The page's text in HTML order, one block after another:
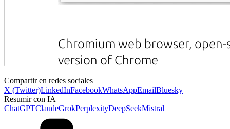
Compartir en redes sociales
X (Twitter)LinkedInFacebookWhatsAppEmailBluesky
Resumir con IA
ChatGPTClaudeGrokPerplexityDeepSeekMistral